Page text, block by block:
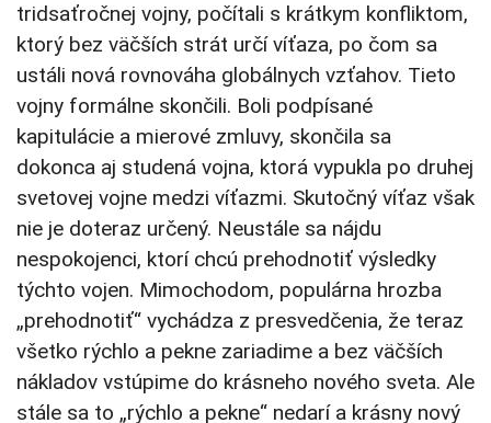
tridsaťročnej vojny, počítali s krátkym konfliktom,
ktorý bez väčších strát určí víťaza, po čom sa
ustáli nová rovnováha globálnych vzťahov. Tieto
vojny formálne skončili. Boli podpísané
kapitulácie a mierové zmluvy, skončila sa
dokonca aj studená vojna, ktorá vypukla po druhej
svetovej vojne medzi víťazmi. Skutočný víťaz však
nie je doteraz určený. Neustále sa nájdu
nespokojenci, ktorí chcú prehodnotiť výsledky
týchto vojen. Mimochodom, populárna hrozba
„prehodnotiť“ vychádza z presvedčenia, že teraz
všetko rýchlo a pekne zariadime a bez väčších
nákladov vstúpime do krásneho nového sveta. Ale
stále sa to „rýchlo a pekne“ nedarí a krásny nový